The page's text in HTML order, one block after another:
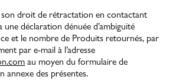
droit de rétractation en contactant
déclaration dénuée d’ambiguïté
et le nombre de Produits retournés, par
par e-mail à l’adresse
au moyen du formulaire de
des présentes.